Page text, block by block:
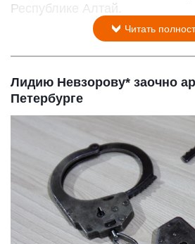
Республике Алтай.
Читать
Лидию Невзорову* заочно
Петербурге